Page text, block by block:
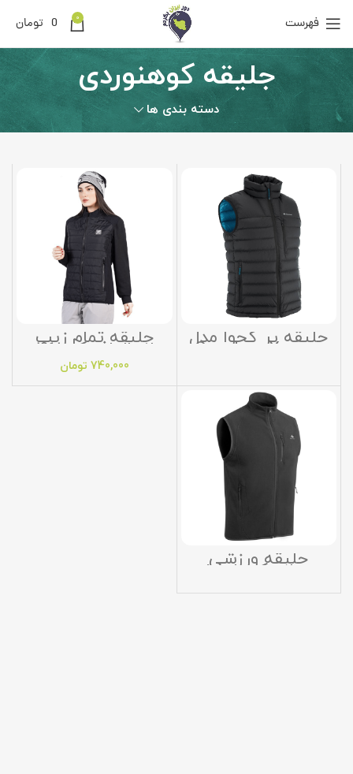
فهرست 0
0 تومان
جلیقه کوهنوردی
دسته بندی ها
جلیقه پر کچوا مدل
Quechua Xwarm جلیقه تمام زیپ
پلار الیاف کد 0461
740,000 تومان
جلیقه ورزشی
مردانه کچوا مدل